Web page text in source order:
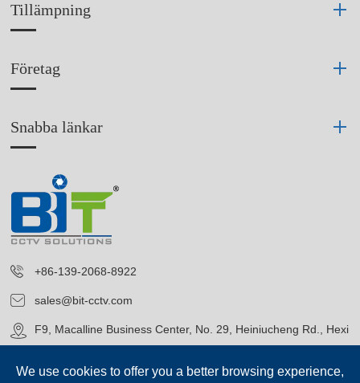
Tillämpning
Företag
Snabba länkar
+86-139-2068-8922
sales@bit-cctv.com
F9, Macalline Business Center, No. 29, Heiniucheng Rd., Hexi
We use cookies to offer you a better browsing experience,